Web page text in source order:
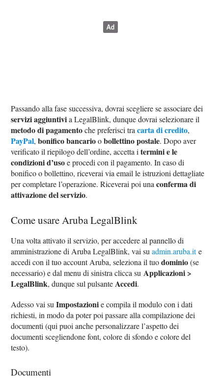
Passando alla fase successiva, dovrai scegliere se associare dei
servizi aggiuntivia LegalBlink, dunque dovrai selezionare il
metodo di pagamentoche preferisci tracarta di credito,
PayPal,bonifico bancarioobollettino postale. Dopo aver
verificato il riepilogo dell’ordine, accetta itermini e le
condizioni d’usoe procedi con il pagamento. In caso di
bonifico o bollettino, riceverai via email le istruzioni dettagliate
per completare l’operazione. Riceverai poi unaconferma di
attivazione del servizio.
Come usare Aruba LegalBlink
Una volta attivato il servizio, per accedere al pannello di
amministrazione di Aruba LegalBlink, vai suadmin.aruba.ite
accedi con il tuo account Aruba, seleziona il tuodominio(se
necessario) e dal menu di sinistra clicca su Applicazioni >
LegalBlink, dunque sul pulsante Accedi.
Adesso vai suImpostazionie compila il modulo con i dati
richiesti, in modo da poter poi passare alla compilazione dei
documenti (qui puoi anche personalizzare l’aspetto dei
documenti scegliendone font, colore di sfondo e colore del
testo).
Documenti